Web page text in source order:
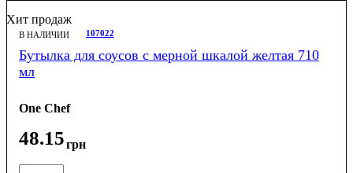
Хит продаж
В НАЛИЧИИ 107022
Бутылка для соусов с мерной шкалой желтая 710
мл
One Chef
48.15грн